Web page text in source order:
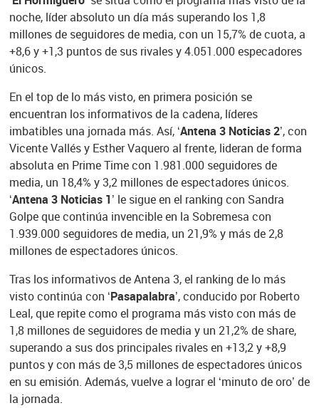
noche, líder absoluto un día más superando los 1,8
millones de seguidores de media, con un 15,7% de cuota, a
+8,6 y +1,3 puntos de sus rivales y 4.051.000 especadores
únicos.
En el top de lo más visto, en primera posición se
encuentran los informativos de la cadena, líderes
imbatibles una jornada más. Así, ‘Antena 3 Noticias 2’, con
Vicente Vallés y Esther Vaquero al frente, lideran de forma
absoluta en Prime Time con 1.981.000 seguidores de
media, un 18,4% y 3,2 millones de espectadores únicos.
‘Antena 3 Noticias 1’ le sigue en el ranking con Sandra
Golpe que continúa invencible en la Sobremesa con
1.939.000 seguidores de media, un 21,9% y más de 2,8
millones de espectadores únicos.
Tras los informativos de Antena 3, el ranking de lo más
visto continúa con ‘Pasapalabra’, conducido por Roberto
Leal, que repite como el programa más visto con más de
1,8 millones de seguidores de media y un 21,2% de share,
superando a sus dos principales rivales en +13,2 y +8,9
puntos y con más de 3,5 millones de espectadores únicos
en su emisión. Además, vuelve a lograr el ‘minuto de oro’ de
la jornada.